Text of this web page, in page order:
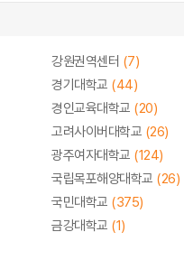
강원권역센터 (7)
경기대학교 (44)
경인교육대학교 (20)
고려사이버대학교 (26)
광주여자대학교 (124)
국립목포해양대학교 (26)
국민대학교 (375)
금강대학교 (1)